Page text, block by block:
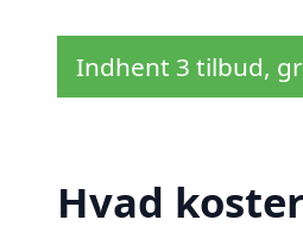
Indhent 3 tilbud,
Hvad